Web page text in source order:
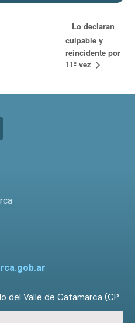
Lo declaran
culpable y
reincidente por
11º vez
del Valle de Catamarca (CP